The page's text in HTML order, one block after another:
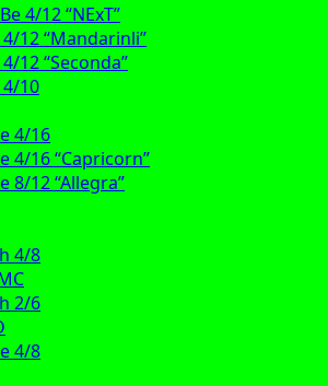
4/12 “NExT”
4/12 “Mandarinli”
4/12 “Seconda”
4/10
4/16
4/16 “Capricorn”
8/12 “Allegra”
4/8
2/6
4/8